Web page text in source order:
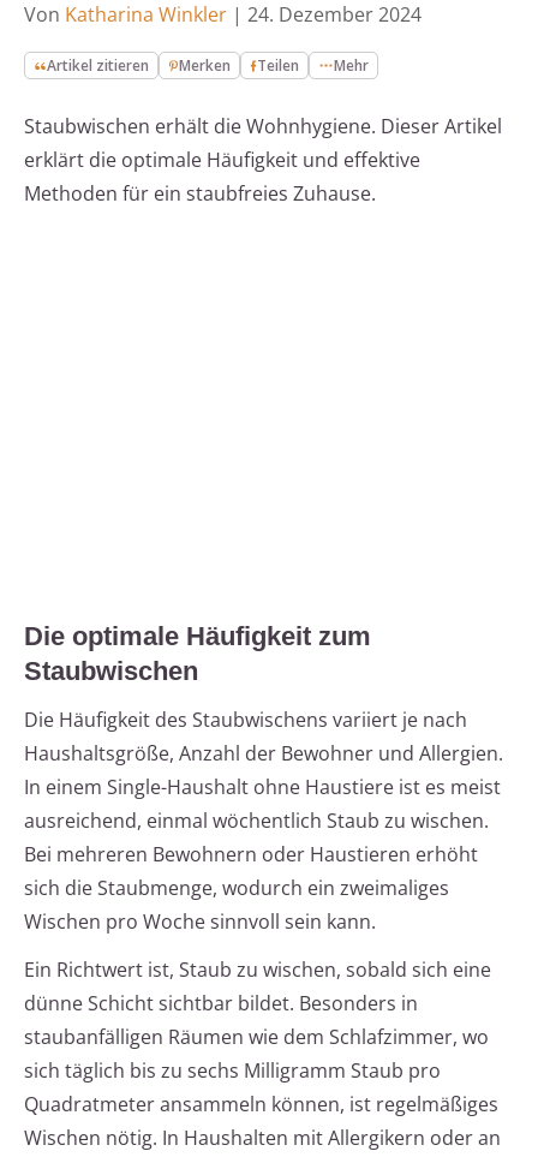
Von Katharina Winkler | 24. Dezember 2024
Artikel zitieren Merken Teilen Mehr
Staubwischen erhält die Wohnhygiene. Dieser Artikel
erklärt die optimale Häufigkeit und effektive
Methoden für ein staubfreies Zuhause.
Die optimale Häufigkeit zum
Staubwischen
Die Häufigkeit des Staubwischens variiert je nach
Haushaltsgröße, Anzahl der Bewohner und Allergien.
In einem Single-Haushalt ohne Haustiere ist es meist
ausreichend, einmal wöchentlich Staub zu wischen.
Bei mehreren Bewohnern oder Haustieren erhöht
sich die Staubmenge, wodurch ein zweimaliges
Wischen pro Woche sinnvoll sein kann.
Ein Richtwert ist, Staub zu wischen, sobald sich eine
dünne Schicht sichtbar bildet. Besonders in
staubanfälligen Räumen wie dem Schlafzimmer, wo
sich täglich bis zu sechs Milligramm Staub pro
Quadratmeter ansammeln können, ist regelmäßiges
Wischen nötig. In Haushalten mit Allergikern oder an